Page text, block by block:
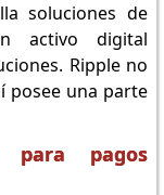
soluciones de
activo digital
Ripple no
posee una parte
pagos